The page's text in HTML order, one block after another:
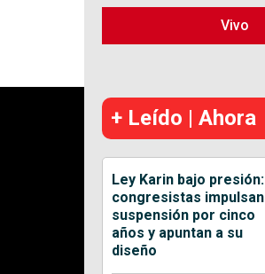
Vivo
+ Leído | Ahora
Ley Karin bajo presión:
congresistas impulsan
suspensión por cinco
años y apuntan a su
diseño